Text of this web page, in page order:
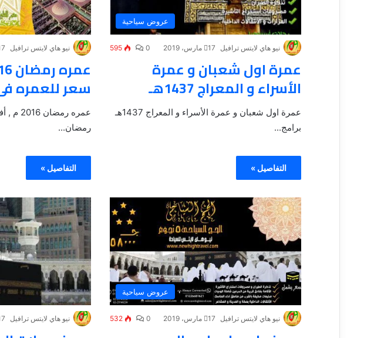
عروض سياحية
نيو هاي لايتس ترافيل 17 مارس، 2019 0
595
عمرة اول شعبان و عمرة
الأسراء و المعراج 1437هـ
عمرة اول شعبان و عمرة الأسراء و المعراج 1437هـ
برامج...
التفاصيل »
نيو هاي لايتس ترافيل 17
سعر للعمره فى
عمره
رمضان...
التفاصيل »
عروض سياحية
نيو هاي لايتس ترافيل 17 مارس، 2019 0
532 نيو هاي لايتس ترافيل 17